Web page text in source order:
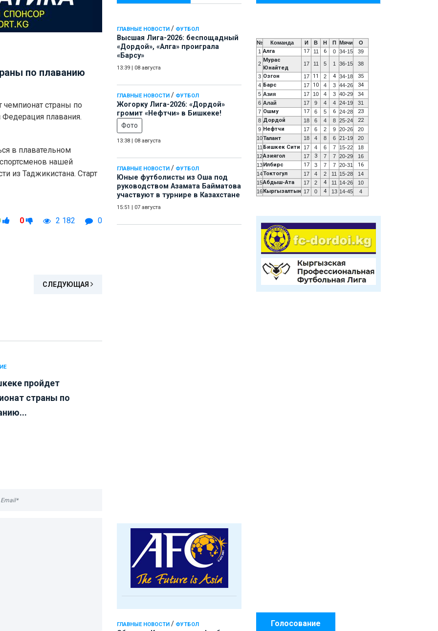
ГЛАВНЫЕ НОВОСТИ / ФУТБОЛ
Высшая Лига-2026: беспощадный
«Дордой», «Алга» проиграла
«Барсу»
13:39 08 августа
ГЛАВНЫЕ НОВОСТИ / ФУТБОЛ
Жогорку Лига-2026: «Дордой»
громит «Нефтчи» в Бишкеке!
Фото
13:38 08 августа
ГЛАВНЫЕ НОВОСТИ / ФУТБОЛ
Юные футболисты из Оша под
руководством Азамата Байматова
участвуют в турнире в Казахстане
15:51 07 августа
ГЛАВНЫЕ НОВОСТИ / ФУТБОЛ
по плаванию
чемпионат страны по
плавания.
в плавательном
нашей
из Таджикистана. Старт
0 2 182 0
СЛЕДУЮЩАЯ
пройдет
страны по
№ Команда И В Н П Мячи
О
1 Алга 17 11 6 0 34-15 39
2
Мурас
Юнайтед
17 11 5 1 36-15 38
3 Озгон 17 11 2 4 34-18 35
4 Барс 17 10 4 3 44-26 34
5 Азия 17 10 4 3 40-29
34
6 Алай 17 9 4 4 24-19
31
7 Ошму 17 6 5 6 24-28 23
8 Дордой 18 6 4 8 25-24 22
9 Нефтчи 17 6 2 9 20-26
20
10Талант 18 4 8 6 21-19
20
11 Бишкек Сити 17 4 6 7 15-22
18
12Азиягол 17 3 7 7 20-29
16
13 Илбирс 17 3 7 7 20-31 16
14Токтогул 17 4 2 11 15-28
14
15Абдыш-Ата 17 2 4 11 14-26
10
16 Кыргызалтын 17 0 4 13 14-45 4
Голосование